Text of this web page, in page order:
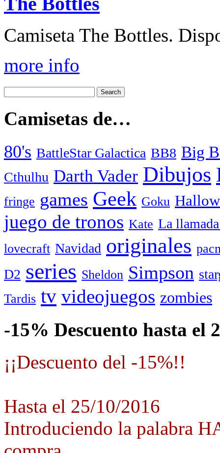
Camiseta The Bottles.
more info
Camisetas de…
80's BattleStar Galactica BB8 Big
Cthulhu Darth Vader Dibujos
fringe games Geek Goku
juego de tronos Kate La
lovecraft Navidad originales
D2 series Sheldon Simpson
Tardis tv videojuegos zombies
-15% Descuento hasta el
¡¡Descuento del -15%!!
Hasta el 25/10/2016
Introduciendo la palabra